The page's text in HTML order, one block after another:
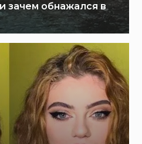
зачем обнажался в